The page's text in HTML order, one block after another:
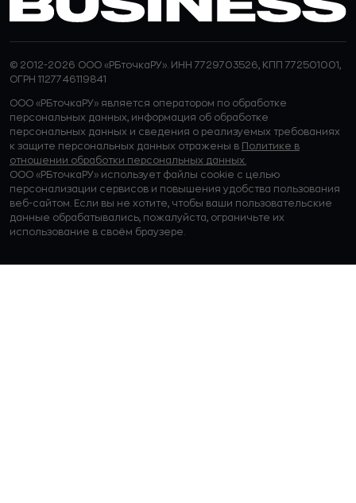
© 2012-2026 ООО «РБточкаРУ». ИНН 7729703526, КПП 772501001,
ОГРН 1127746119841
ООО «РБточкаРУ» является оператором по обработке
персональных данных, информация об обработке
персональных данных и сведения о реализуемых требованиях
к защите персональных данных отражены в Политике в
отношении обработки персональных данных.
ООО «РБточкаРУ» использует файлы cookie с целью
персонализации сервисов и повышения удобства пользования
веб-сайтом. Если вы не хотите, чтобы ваши пользовательские
данные обрабатывались, пожалуйста, ограничьте их
использование в своём браузере.